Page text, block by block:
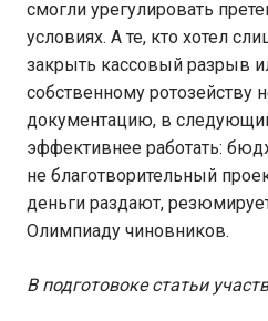
смогли урегулировать
условиях. А те, кто хотел
закрыть кассовый разрыв
собственному ротозейству
документацию, в
эффективнее работать:
не благотворительный
деньги раздают,
Олимпиаду чиновников.
В подготовоке статьи